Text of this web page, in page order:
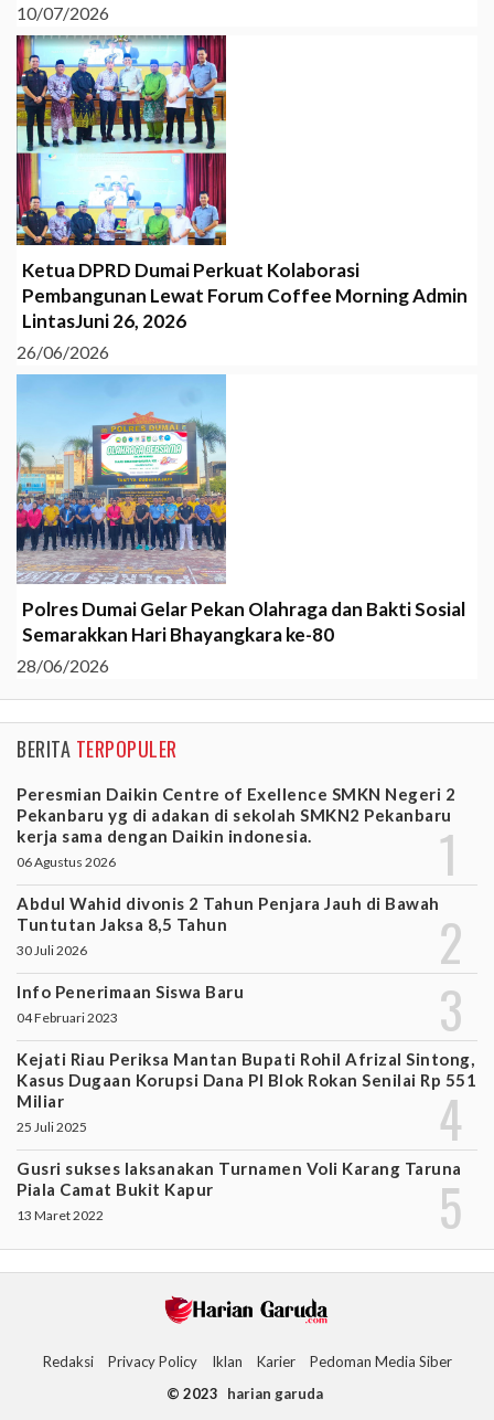
10/07/2026
Ketua DPRD Dumai Perkuat Kolaborasi
Pembangunan Lewat Forum Coffee Morning Admin
LintasJuni 26, 2026
26/06/2026
Polres Dumai Gelar Pekan Olahraga dan Bakti Sosial
Semarakkan Hari Bhayangkara ke-80
28/06/2026
BERITA TERPOPULER
Peresmian Daikin Centre of Exellence SMKN Negeri 2
Pekanbaru yg di adakan di sekolah SMKN2 Pekanbaru
kerja sama dengan Daikin indonesia.
06 Agustus 2026
Abdul Wahid divonis 2 Tahun Penjara Jauh di Bawah
Tuntutan Jaksa 8,5 Tahun
30 Juli 2026
Info Penerimaan Siswa Baru
04 Februari 2023
Kejati Riau Periksa Mantan Bupati Rohil Afrizal Sintong,
Kasus Dugaan Korupsi Dana PI Blok Rokan Senilai Rp 551
Miliar
25 Juli 2025
Gusri sukses laksanakan Turnamen Voli Karang Taruna
Piala Camat Bukit Kapur
13 Maret 2022
Redaksi Privacy Policy Iklan Karier
Pedoman Media Siber
© 2023
harian garuda